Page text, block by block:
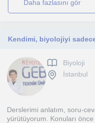
daha fazlasını gör
Biyoloji
İstanbul
Derslerimi anlatım, soru-
yürütüyorum. Konuları önce